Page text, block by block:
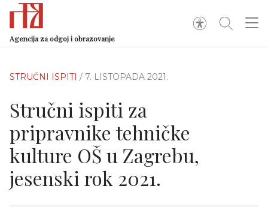
Agencija za odgoj i obrazovanje
STRUČNI ISPITI / 7. LISTOPADA 2021.
Stručni ispiti za
pripravnike tehničke
kulture OŠ u Zagrebu,
jesenski rok 2021.